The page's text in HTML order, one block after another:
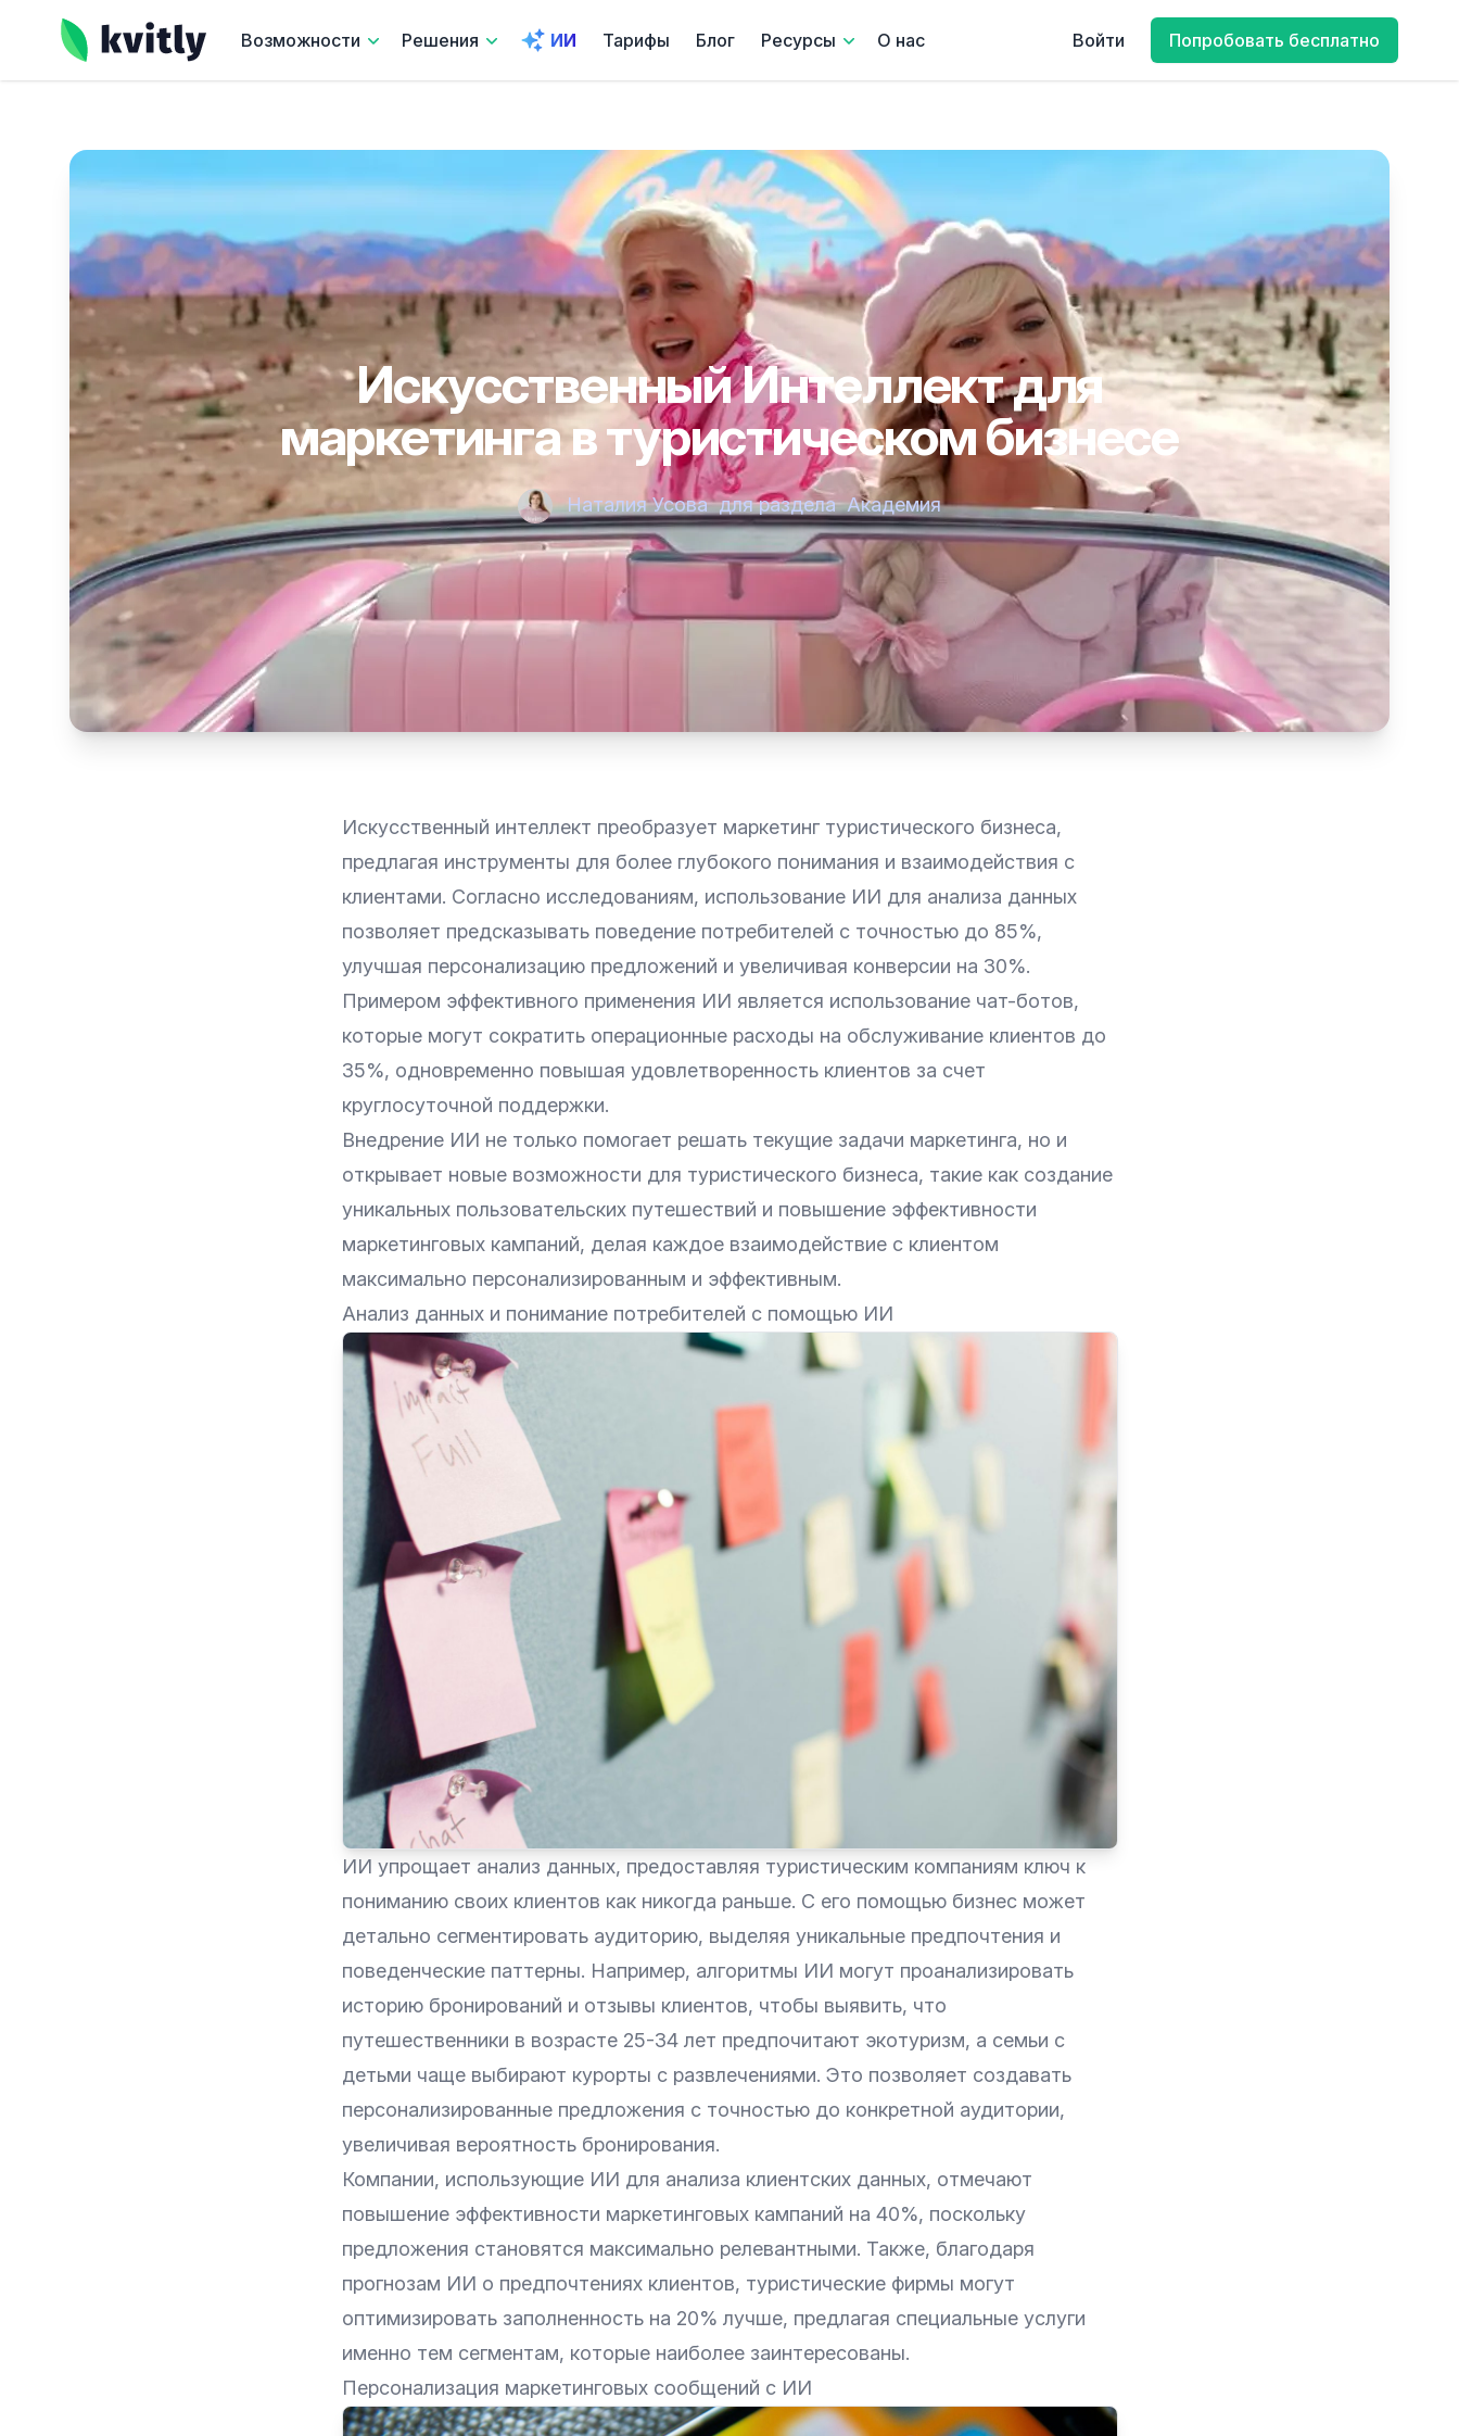
kvitly Возможности Решения ИИ Тарифы Блог Ресурсы О нас Войти Попробовать бесплатно
Искусственный Интеллект для
маркетинга в туристическом бизнесе
Наталия Усовадля раздела Академия
Искусственный интеллект преобразует маркетинг туристического бизнеса,
предлагая инструменты для более глубокого понимания и взаимодействия с
клиентами. Согласно исследованиям, использование ИИ для анализа данных
позволяет предсказывать поведение потребителей с точностью до 85%,
улучшая персонализацию предложений и увеличивая конверсии на 30%.
Примером эффективного применения ИИ является использование чат-ботов,
которые могут сократить операционные расходы на обслуживание клиентов до
35%, одновременно повышая удовлетворенность клиентов за счет
круглосуточной поддержки.
Внедрение ИИ не только помогает решать текущие задачи маркетинга, но и
открывает новые возможности для туристического бизнеса, такие как создание
уникальных пользовательских путешествий и повышение эффективности
маркетинговых кампаний, делая каждое взаимодействие с клиентом
максимально персонализированным и эффективным.
Анализ данных и понимание потребителей с помощью ИИ
ИИ упрощает анализ данных, предоставляя туристическим компаниям ключ к
пониманию своих клиентов как никогда раньше. С его помощью бизнес может
детально сегментировать аудиторию, выделяя уникальные предпочтения и
поведенческие паттерны. Например, алгоритмы ИИ могут проанализировать
историю бронирований и отзывы клиентов, чтобы выявить, что
путешественники в возрасте 25-34 лет предпочитают экотуризм, а семьи с
детьми чаще выбирают курорты с развлечениями. Это позволяет создавать
персонализированные предложения с точностью до конкретной аудитории,
увеличивая вероятность бронирования.
Компании, использующие ИИ для анализа клиентских данных, отмечают
повышение эффективности маркетинговых кампаний на 40%, поскольку
предложения становятся максимально релевантными. Также, благодаря
прогнозам ИИ о предпочтениях клиентов, туристические фирмы могут
оптимизировать заполненность на 20% лучше, предлагая специальные услуги
именно тем сегментам, которые наиболее заинтересованы.
Персонализация маркетинговых сообщений с ИИ